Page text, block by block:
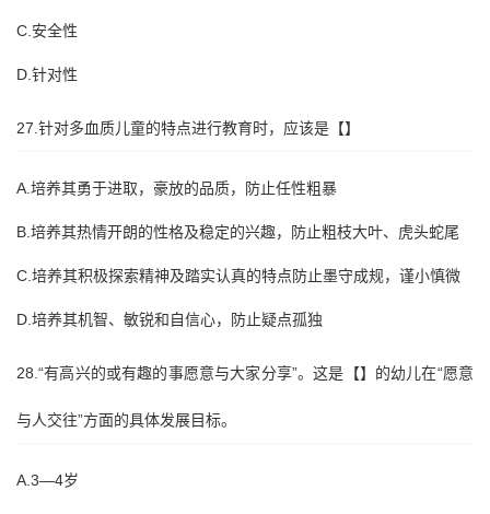
C.安全性
D.针对性
27.针对多血质儿童的特点进行教育时，应该是【】
A.培养其勇于进取，豪放的品质，防止任性粗暴
B.培养其热情开朗的性格及稳定的兴趣，防止粗枝大叶、虎头蛇尾
C.培养其积极探索精神及踏实认真的特点防止墨守成规，谨小慎微
D.培养其机智、敏锐和自信心，防止疑点孤独
28.“有高兴的或有趣的事愿意与大家分享”。这是【】的幼儿在“愿意
与人交往”方面的具体发展目标。
A.3—4岁